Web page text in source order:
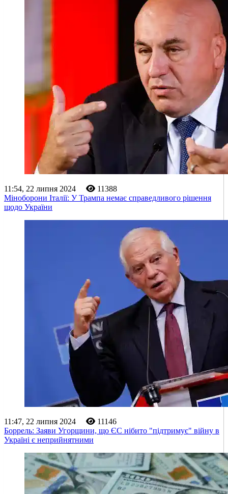
11:54, 22 липня 2024
11388
Міноборони Італії: У Трампа немає справедливого рішення
щодо України
11:47, 22 липня 2024
11146
Боррель: Заяви Угорщини, що ЄС нібито "підтримує" війну в
Україні є неприйнятними